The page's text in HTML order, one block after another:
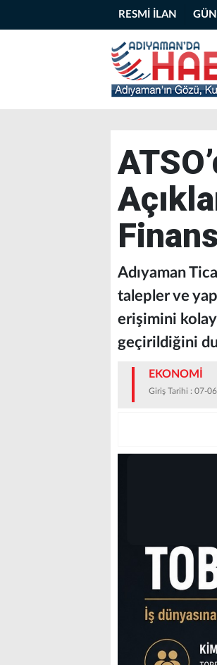
RESMİ İLAN
Adıyaman
talepler ve
erişimini
geçirildiğini
EKONOMİ
Giriş Tarihi : 07-